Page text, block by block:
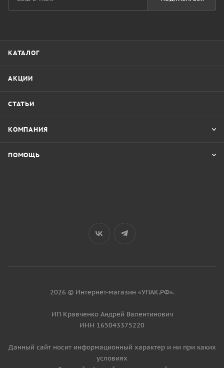
КАТАЛОГ
АКЦИИ
СТАТЬИ
КОМПАНИЯ
ПОМОЩЬ
2026 © Интернет-магазин «УПАК.РФ».
ИП Кравченко Андрей Валентинович
ИНН 165043375220
Данный сайт носит информационный характер и ни при каких
условиях